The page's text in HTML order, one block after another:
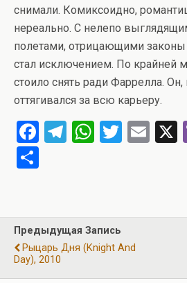
снимали. Комиксоидно,
нереально. С нелепо
полетами, отрицающими законы
стал исключением. По крайней
стоило снять ради Фаррелла. Он,
оттягивался за всю карьеру.
F
o
o
k
T
a
m
W
A
p
T
E
р
а
в
Предыдущая Запись
Рыцарь Дня (Knight And
Day), 2010